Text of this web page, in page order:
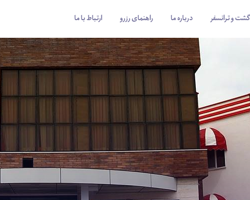
گشت و ترانسفر درباره ما راهنمای رزرو ارتباط با ما